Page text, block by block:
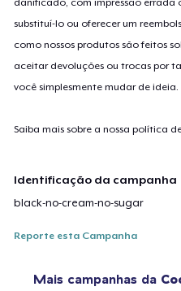
substituí-lo ou oferecer um
como nossos produtos são feitos
aceitar devoluções ou trocas por
você simplesmente mudar de ideia.
Saiba mais sobre a nossa política
Identificação da campanha
black-no-cream-no-sugar
Reporte esta Campanha
Mais campanhas da